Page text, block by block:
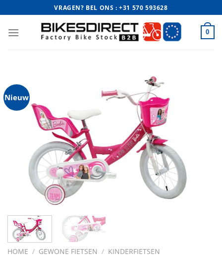
naar
inhoud
VRAGEN? BEL ONS : +31 570 593628
0
Nieuw
HOME / GEWONE FIETSEN / KINDERFIETSEN